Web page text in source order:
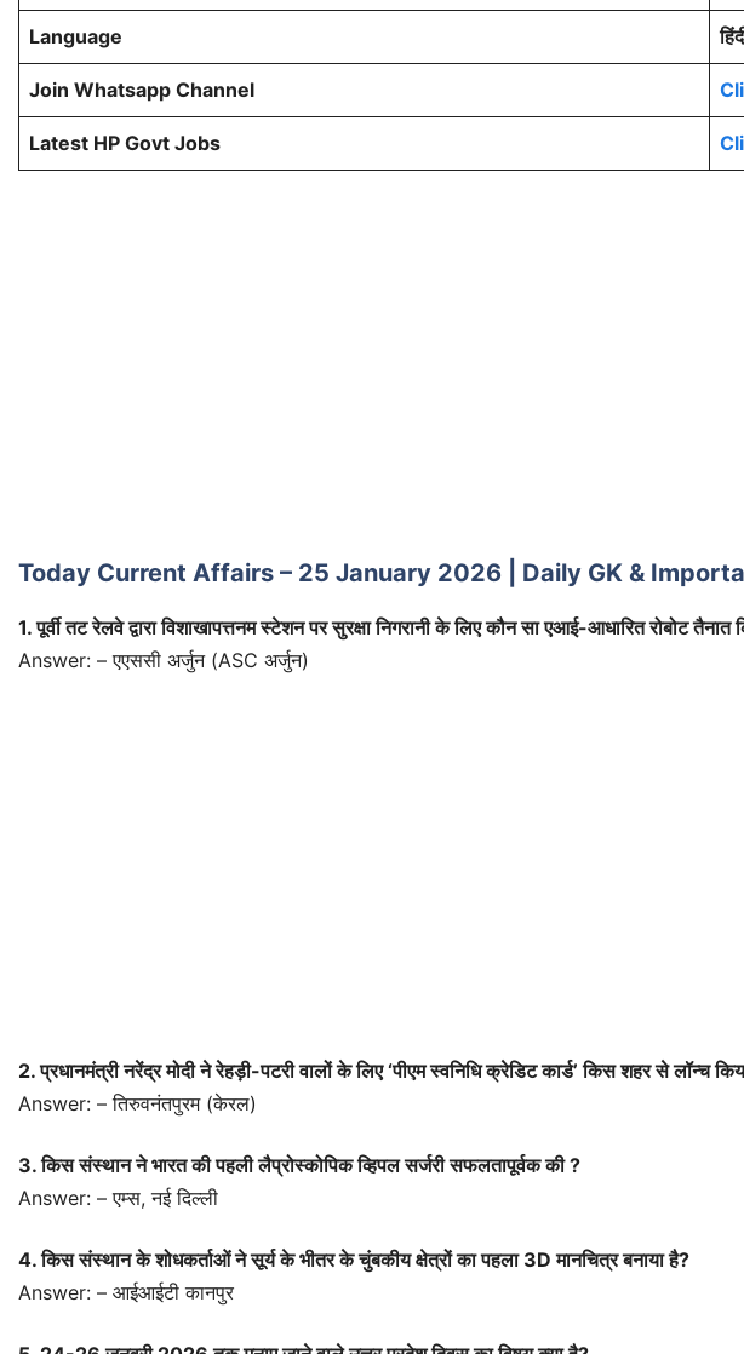
Language
Join Whatsapp Channel
Latest HP Govt Jobs
Today Current Affairs – 25 January 2026 | Daily GK &
1. पूर्वी तट रेलवे द्वारा विशाखापत्तनम स्टेशन पर सुरक्षा निगरानी के लिए कौन सा एआई-आधारित रोबोट तैनात
Answer: – एएससी अर्जुन (ASC अर्जुन)
2. प्रधानमंत्री नरेंद्र मोदी ने रेहड़ी-पटरी वालों के लिए ‘पीएम स्वनिधि क्रेडिट कार्ड’ किस शहर से लॉन्च
Answer: – तिरुवनंतपुरम (केरल)
3. किस संस्थान ने भारत की पहली लैप्रोस्कोपिक व्हिपल सर्जरी सफलतापूर्वक की ?
Answer: – एम्स, नई दिल्ली
4. किस संस्थान के शोधकर्ताओं ने सूर्य के भीतर के चुंबकीय क्षेत्रों का पहला 3D मानचित्र बनाया है?
Answer: – आईआईटी कानपुर